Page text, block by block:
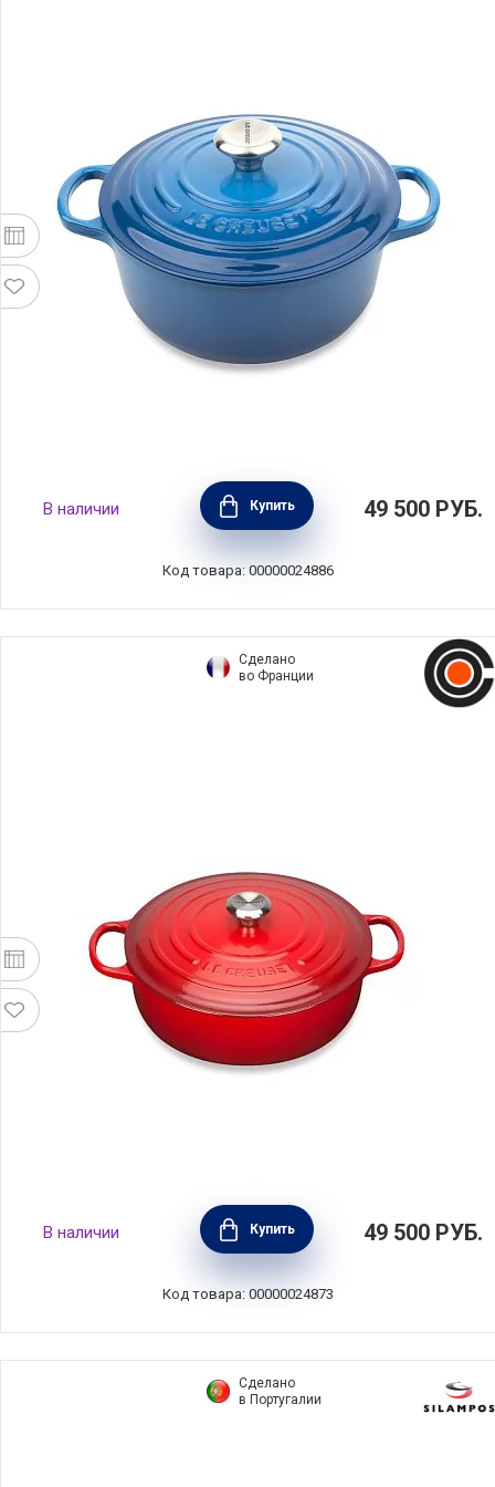
Кастрюля с крышкой 26 см, объем 5,3 л,
материал чугун, цвет синий, Le Creuset,
Франция, 21177262002430
В наличии Купить 49 500 РУБ.
Код товара: 00000024886
Сделано
во Франции
Кастрюля низкая с крышкой 30 см, объем
6,2 л, материал чугун, цвет вишневый, Le
Creuset, Франция, 21179300602430
В наличии Купить 49 500 РУБ.
Код товара: 00000024873
Сделано
в Португалии